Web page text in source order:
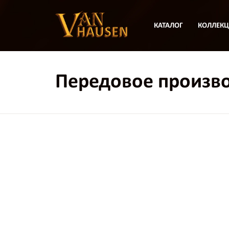
КАТАЛОГ
Передовое